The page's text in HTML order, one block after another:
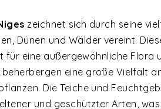
zeichnet sich durch seine
Dünen und Wälder vereint.
für eine außergewöhnliche Flora
eine große Vielfalt
Die Teiche und
und geschützter Arten,